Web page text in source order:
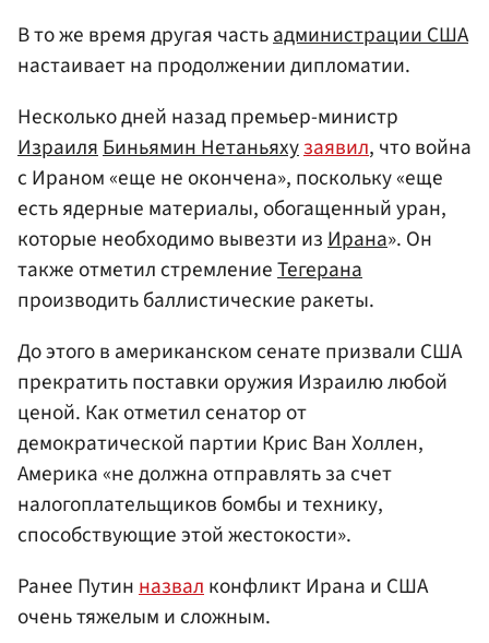
В то же время другая частьадминистрации США
настаивает на продолжении дипломатии.
Несколько дней назад премьер-министр
ИзраиляБиньямин Нетаньяхузаявил, что война
с Ираном «еще не окончена», поскольку «еще
есть ядерные материалы, обогащенный уран,
которые необходимо вывезти изИрана». Он
также отметил стремлениеТегерана
производить баллистические ракеты.
До этого в американском сенате призвали США
прекратить поставки оружия Израилю любой
ценой. Как отметил сенатор от
демократической партии Крис Ван Холлен,
Америка «не должна отправлять за счет
налогоплательщиков бомбы и технику,
способствующие этой жестокости».
Ранее Путинназвалконфликт Ирана и США
очень тяжелым и сложным.